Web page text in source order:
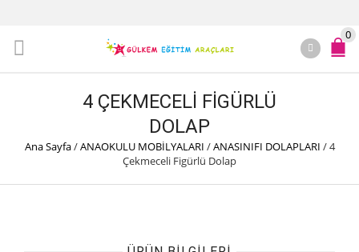
0
4 ÇEKMECELI FIGÜRLÜ
DOLAP
Ana Sayfa/ANAOKULU MOBİLYALARI /ANASINIFI DOLAPLARI /4
Çekmeceli Figürlü Dolap